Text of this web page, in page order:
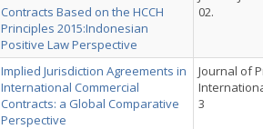
Contracts Based on the HCCH
Principles 2015:Indonesian
Positive Law Perspective
02.
Implied Jurisdiction Agreements in
International Commercial
Contracts: a Global Comparative
Perspective
Journal of
3